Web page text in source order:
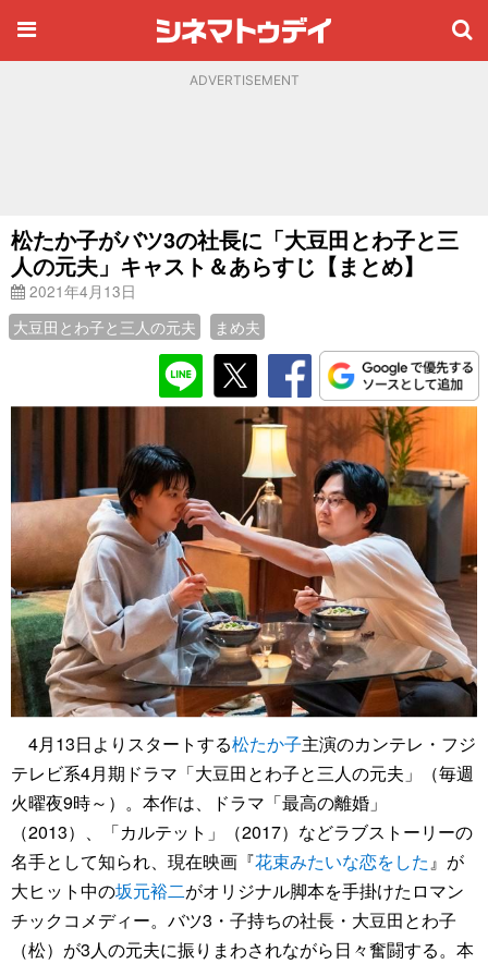
ADVERTISEMENT
松たか子がバツ3の社長に「大豆田とわ子と三
人の元夫」キャスト＆あらすじ【まとめ】
2021年4月13日
大豆田とわ子と三人の元夫
まめ夫
4月13日よりスタートする松たか子主演のカンテレ・フジ
テレビ系4月期ドラマ「大豆田とわ子と三人の元夫」（毎週
火曜夜9時～）。本作は、ドラマ「最高の離婚」
（2013）、「カルテット」（2017）などラブストーリーの
名手として知られ、現在映画『花束みたいな恋をした 』が
大ヒット中の坂元裕二がオリジナル脚本を手掛けたロマン
チックコメディー。バツ3・子持ちの社長・大豆田とわ子
（松）が3人の元夫に振りまわされながら日々奮闘する。本